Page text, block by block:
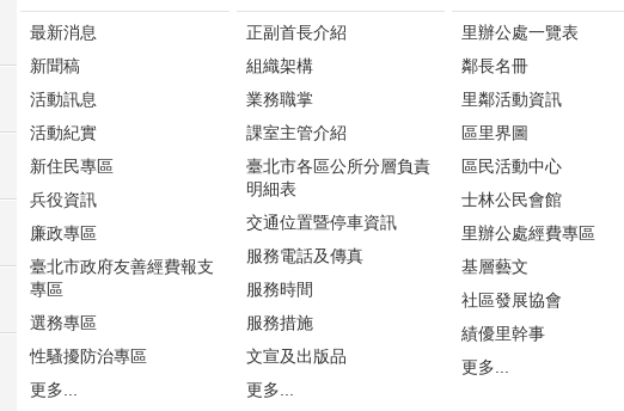
最新消息
新聞稿
活動訊息
活動紀實
新住民專區
兵役資訊
廉政專區
臺北市政府友善經費報支
專區
選務專區
性騷擾防治專區
更多...
正副首長介紹
組織架構
業務職掌
課室主管介紹
臺北市各區公所分層負責
明細表
交通位置暨停車資訊
服務電話及傳真
服務時間
服務措施
文宣及出版品
更多...
里辦公處一覽表
鄰長名冊
里鄰活動資訊
區里界圖
區民活動中心
士林公民會館
里辦公處經費專區
基層藝文
社區發展協會
績優里幹事
更多...